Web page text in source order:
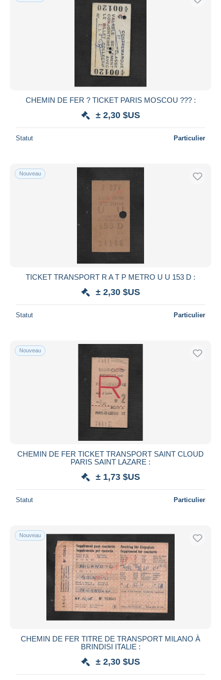
CHEMIN DE FER ? TICKET PARIS MOSCOU ??? :
± 2,30 $US
Statut Particulier
Nouveau
TICKET TRANSPORT R A T P METRO U U 153 D :
± 2,30 $US
Statut Particulier
Nouveau
CHEMIN DE FER TICKET TRANSPORT SAINT CLOUD
PARIS SAINT LAZARE :
± 1,73 $US
Statut Particulier
Nouveau
CHEMIN DE FER TITRE DE TRANSPORT MILANO À
BRINDISI ITALIE :
± 2,30 $US